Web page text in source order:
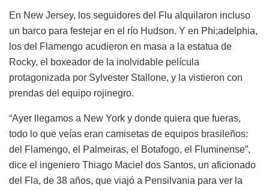
En New Jersey, los seguidores del Flu alquilaron incluso
un barco para festejar en el río Hudson. Y en Phi;adelphia,
los del Flamengo acudieron en masa a la estatua de
Rocky, el boxeador de la inolvidable película
protagonizada por Sylvester Stallone, y la vistieron con
prendas del equipo rojinegro.
“Ayer llegamos a New York y donde quiera que fueras,
todo lo que veías eran camisetas de equipos brasileños:
del Flamengo, el Palmeiras, el Botafogo, el Fluminense”,
dice el ingeniero Thiago Maciel dos Santos, un aficionado
del Fla, de 38 años, que viajó a Pensilvania para ver la